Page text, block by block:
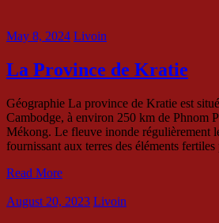
May 8, 2024 Livoin
La Province de Kratie
Géographie La province de Kratie est
Cambodge, à environ 250 km de Phnom
Mékong. Le fleuve inonde régulièrement
fournissant aux terres des éléments
Read More
August 20, 2023 Livoin